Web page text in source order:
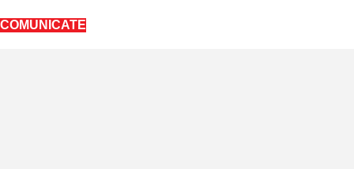
COMUNICATE